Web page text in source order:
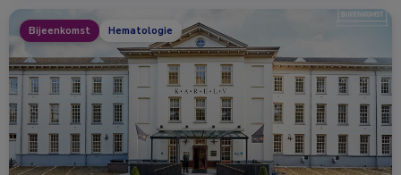
Bijeenkomst Hematologie